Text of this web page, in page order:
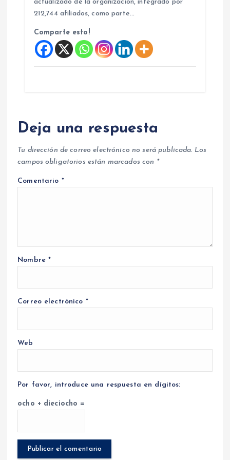
actualizado de la organización, integrado por
212,744 afiliados, como parte…
Comparte esto!
Deja una respuesta
Tu dirección de correo electrónico no será publicada. Los
campos obligatorios están marcados con *
Comentario *
Nombre*
Correo electrónico *
Web
Por favor, introduce una respuesta en dígitos:
ocho + dieciocho =